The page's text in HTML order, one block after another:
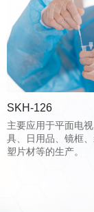
SKH-126
主要应用于平面电
具、日用品、镜框
塑片材等的生产。